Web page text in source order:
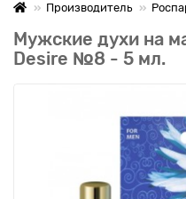
Производитель
Мужские духи на
Desire №8 - 5 мл.